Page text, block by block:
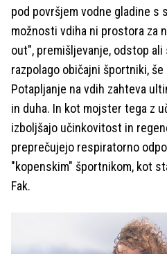
pod površjem vodne gladine s
možnosti vdiha ni prostora za
out", premišljevanje, odstop
razpolago običajni športniki,
Potapljanje na vdih zahteva
in duha. In kot mojster tega z
izboljšajo učinkovitost in
preprečujejo respiratorno
"kopenskim" športnikom, kot
Fak.